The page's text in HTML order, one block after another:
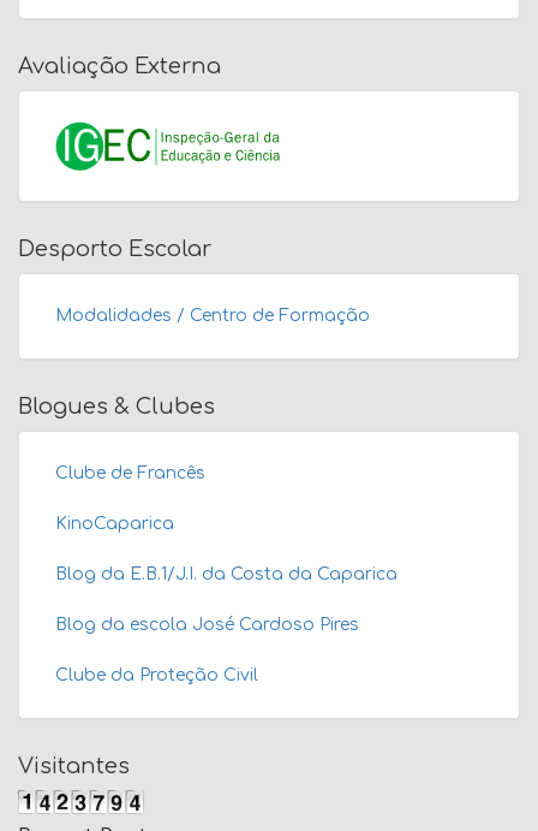
Avaliação Externa
Desporto Escolar
Modalidades / Centro de Formação
Blogues & Clubes
Clube de Francês
KinoCaparica
Blog da E.B.1/J.I. da Costa da Caparica
Blog da escola José Cardoso Pires
Clube da Proteção Civil
Visitantes